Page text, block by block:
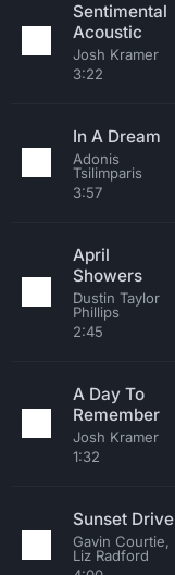
Sentimental
Acoustic
Josh Kramer
3:22
In A Dream
Adonis
Tsilimparis
3:57
April
Showers
Dustin Taylor
Phillips
2:45
A Day To
Remember
Josh Kramer
1:32
Sunset Drive
Gavin Courtie,
Liz Radford